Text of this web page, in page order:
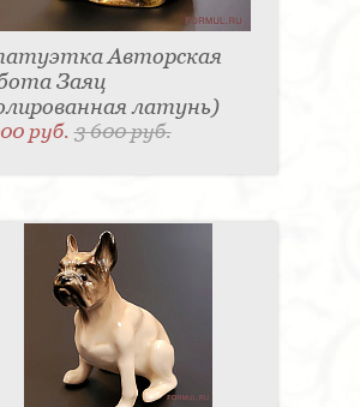
Авторская
Заяц
латунь)
руб.3 600 руб.